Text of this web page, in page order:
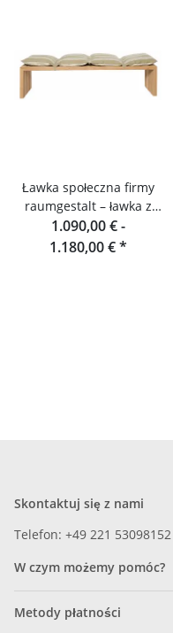
Ławka społeczna firmy
raumgestalt – ławka z
lameli dębowych 180 cm
1.090,00 € -
1.180,00 €*
Skontaktuj się z nami
Telefon: +49 221 53098152
W czym możemy pomóc?
Metody płatności